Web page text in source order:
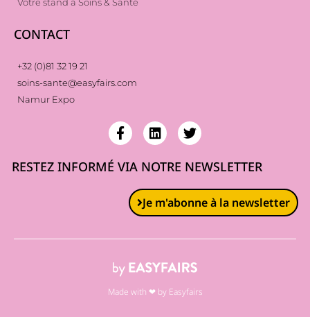
CONTACT
+32 (0)81 32 19 21
soins-sante@easyfairs.com
Namur Expo
RESTEZ INFORMÉ VIA NOTRE NEWSLETTER
Je m'abonne à la newsletter
Made with ❤ by Easyfairs